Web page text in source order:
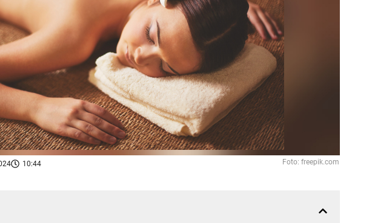
10:44 Foto: freepik.com